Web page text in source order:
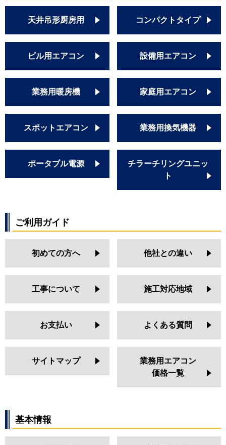
天井吊形厨房用 コンパクトタイプ
ビル用エアコン 設備用エアコン
業務用暖房機 家庭用エアコン
スポットエアコン 業務用換気機器
ポータブル電源
チラーチリングユニッ
ト
ご利用ガイド
初めての方へ 他社との違い
工事について 施工対応地域
お支払い よくある質問
サイトマップ
業務用エアコン
価格一覧
基本情報